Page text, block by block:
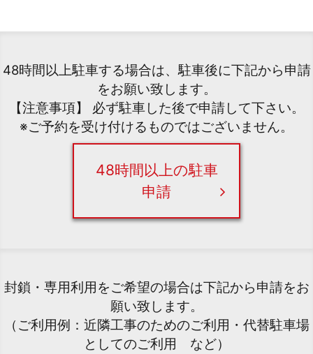
48時間以上駐車する場合は、駐車後に下記から申請
をお願い致します。
【注意事項】 必ず駐車した後で申請して下さい。
※ご予約を受け付けるものではございません。
48時間以上の駐車
申請
封鎖・専用利用をご希望の場合は下記から申請をお
願い致します。
（ご利用例：近隣工事のためのご利用・代替駐車場
としてのご利用 など）